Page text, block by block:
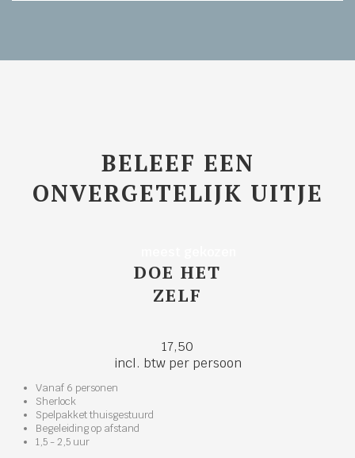
BELEEF EEN
ONVERGETELIJK UITJE
DOE HET
ZELF
17,50
incl. btw per persoon
Vanaf 6 personen
Sherlock
Spelpakket thuisgestuurd
Begeleiding op afstand
1,5 - 2,5 uur